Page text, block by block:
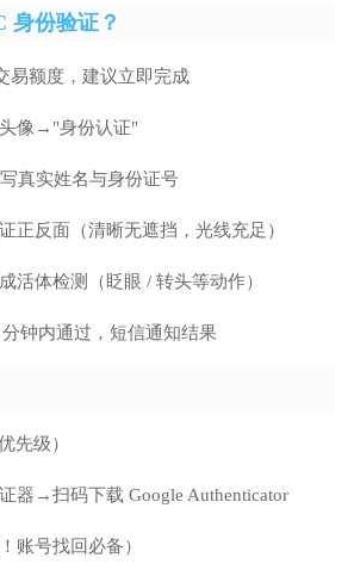
身份验证？
易额度，建议立即完成
像→"身份认证"
真实姓名与身份证号
正反面（清晰无遮挡，光线充足）
活体检测（眨眼 / 转头等动作）
钟内通过，短信通知结果
先级）
→扫码下载 Google Authenticator
账号找回必备）